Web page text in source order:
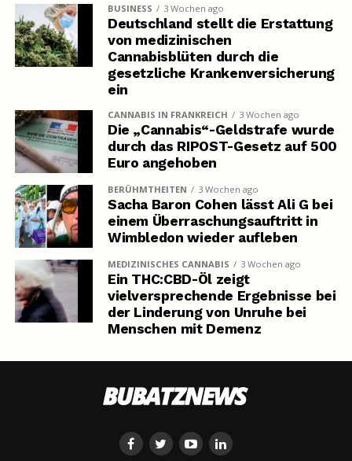
BUSINESS 3 Wochen ago
Deutschland stellt die Erstattung
von medizinischen
Cannabisblüten durch die
gesetzliche Krankenversicherung
ein
CANNABIS IN FRANKREICH 3 Wochen ago
Die „Cannabis“-Geldstrafe wurde
durch das RIPOST-Gesetz auf 500
Euro angehoben
BERÜHMTHEITEN 3 Wochen ago
Sacha Baron Cohen lässt Ali G bei
einem Überraschungsauftritt in
Wimbledon wieder aufleben
MEDIZINISCHES CANNABIS 3 Wochen ago
Ein THC:CBD-Öl zeigt
vielversprechende Ergebnisse bei
der Linderung von Unruhe bei
Menschen mit Demenz